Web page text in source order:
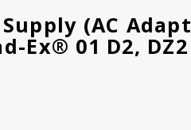
(AC
Ex® 01 D2, DZ2